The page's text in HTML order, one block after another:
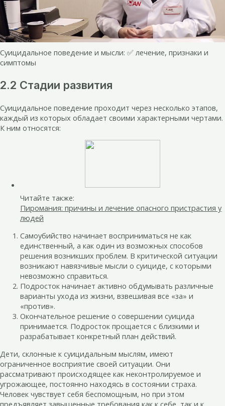
Суицидальное поведение и мысли: ✅ лечение, признаки и
симптомы
2.2 Стадии развития
Суицидальное поведение проходит через несколько этапов,
каждый из которых обладает своими характерными чертами.
К ним относятся:
Читайте также:
Пиромания: причины и лечение опасного пристрастия у
людей
Самоубийство начинает восприниматься не как
единственный, а как один из возможных способов
решения возникших проблем. В критической ситуации
возникают навязчивые мысли о суициде, с которыми
невозможно справиться.
Подросток начинает активно обдумывать различные
варианты ухода из жизни, взвешивая все «за» и
«против».
Окончательное решение о совершении суицида
принимается. Подросток прощается с близкими и
разрабатывает конкретный план действий.
Дети, склонные к суицидальным мыслям, имеют
ограниченное восприятие своей ситуации. Они
рассматривают происходящее как неконтролируемое и
угрожающее, постоянно находясь в состоянии страха.
Человек чувствует себя беспомощным, но при этом
предъявляет завышенные требования как к себе, так и к